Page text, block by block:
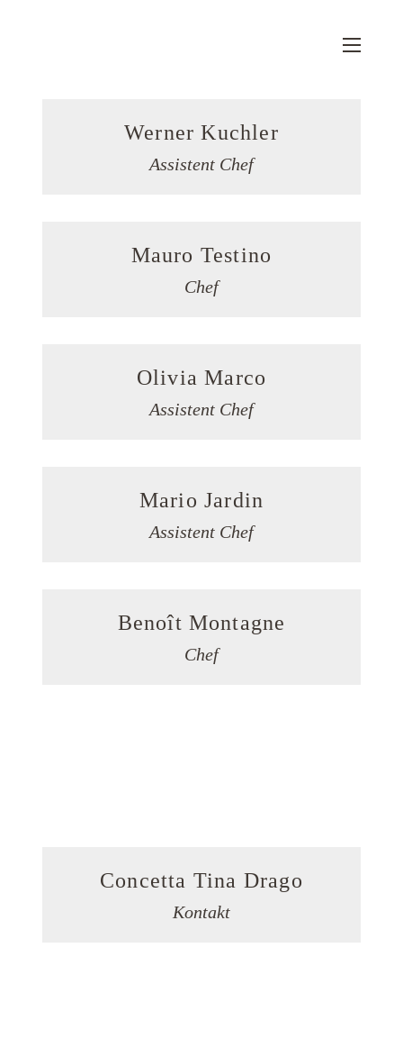
Werner Kuchler
Assistent Chef
Mauro Testino
Chef
Olivia Marco
Assistent Chef
Mario Jardin
Assistent Chef
Benoît Montagne
Chef
Concetta Tina Drago
Kontakt